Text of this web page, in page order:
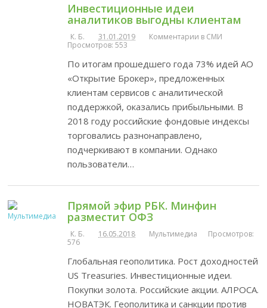
Инвестиционные идеи
аналитиков выгодны клиентам
К. Б. 31.01.2019
Комментарии в СМИ
Просмотров: 553
По итогам прошедшего года 73% идей АО
«Открытие Брокер», предложенных
клиентам сервисов с аналитической
поддержкой, оказались прибыльными. В
2018 году российские фондовые индексы
торговались разнонаправлено,
подчеркивают в компании. Однако
пользователи…
Прямой эфир РБК. Минфин
разместит ОФЗ
К. Б. 16.05.2018 Мультимедиа
Просмотров:
576
Глобальная геополитика. Рост доходностей
US Treasuries. Инвестиционные идеи.
Покупки золота. Российские акции. АЛРОСА.
НОВАТЭК. Геополитика и санкции против